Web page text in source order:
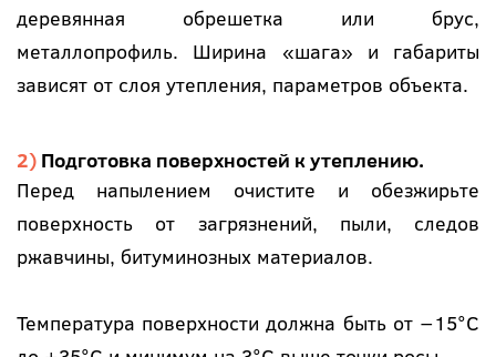
деревянная обрешетка или брус,
металлопрофиль. Ширина «шага» и габариты
зависят от слоя утепления, параметров объекта.
Подготовка поверхностей к утеплению.
Перед напылением очистите и обезжирьте
поверхность от загрязнений, пыли, следов
ржавчины, битуминозных материалов.
Температура поверхности должна быть от −15°C